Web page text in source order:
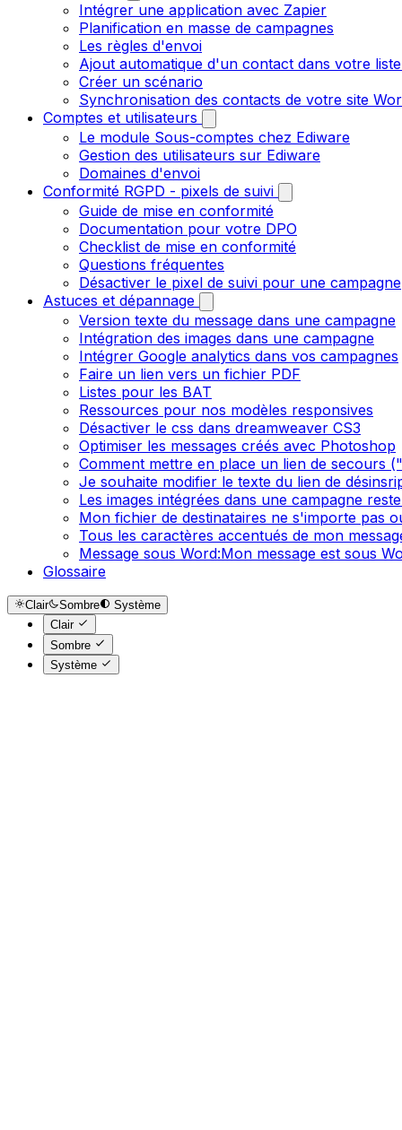
Intégrer une application avec Zapier
Planification en masse de campagnes
Les règles d'envoi
Ajout automatique d'un contact dans votre
Créer un scénario
Synchronisation des contacts de votre site
Comptes et utilisateurs
Le module Sous-comptes chez Ediware
Gestion des utilisateurs sur Ediware
Domaines d'envoi
Conformité RGPD - pixels de suivi
Guide de mise en conformité
Documentation pour votre DPO
Checklist de mise en conformité
Questions fréquentes
Désactiver le pixel de suivi pour une campagne
Astuces et dépannage
Version texte du message dans une campagne
Intégration des images dans une campagne
Intégrer Google analytics dans vos campagnes
Faire un lien vers un fichier PDF
Listes pour les BAT
Ressources pour nos modèles responsives
Désactiver le css dans dreamweaver CS3
Optimiser les messages créés avec Photoshop
Comment mettre en place un lien de secours
Je souhaite modifier le texte du lien de
Les images intégrées dans une campagne
Mon fichier de destinataires ne s'importe pas
Tous les caractères accentués de mon
Message sous Word:Mon message est sous
Glossaire
Clair Sombre
Système
Clair
Sombre
Système